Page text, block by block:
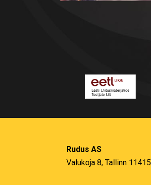
Rudus AS
Valukoja 8, Tallinn 11415